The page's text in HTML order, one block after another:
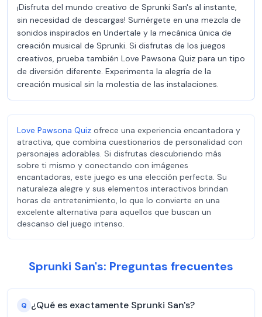
¡Disfruta del mundo creativo de Sprunki San's al instante,
sin necesidad de descargas! Sumérgete en una mezcla de
sonidos inspirados en Undertale y la mecánica única de
creación musical de Sprunki. Si disfrutas de los juegos
creativos, prueba también Love Pawsona Quiz para un tipo
de diversión diferente. Experimenta la alegría de la
creación musical sin la molestia de las instalaciones.
Love Pawsona Quiz ofrece una experiencia encantadora y
atractiva, que combina cuestionarios de personalidad con
personajes adorables. Si disfrutas descubriendo más
sobre ti mismo y conectando con imágenes
encantadoras, este juego es una elección perfecta. Su
naturaleza alegre y sus elementos interactivos brindan
horas de entretenimiento, lo que lo convierte en una
excelente alternativa para aquellos que buscan un
descanso del juego intenso.
Sprunki San's: Preguntas frecuentes
Q ¿Qué es exactamente Sprunki San's?